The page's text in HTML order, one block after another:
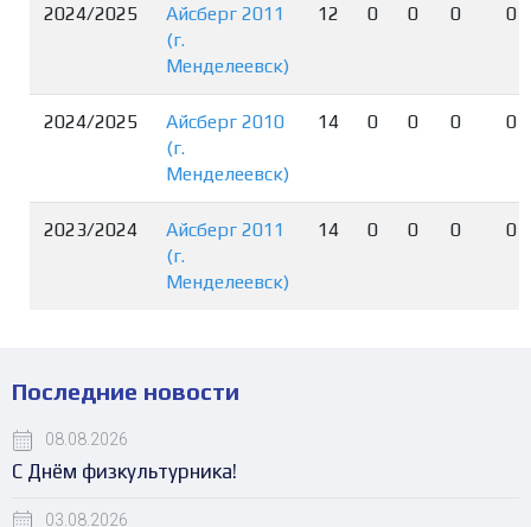
2024/2025
Айсберг 2011
(г.
Менделеевск)
12 0 0 0 0
2024/2025
Айсберг 2010
(г.
Менделеевск)
14 0 0 0 0
2023/2024
Айсберг 2011
(г.
Менделеевск)
14 0 0 0 0
Последние новости
08.08.2026
С Днём физкультурника!
03.08.2026